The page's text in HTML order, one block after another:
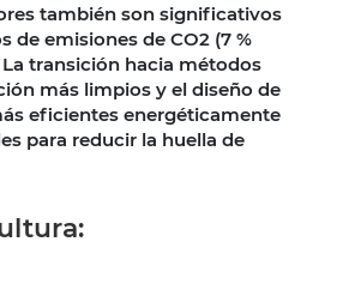
también son significativos
de emisiones de CO2 (7 %
transición hacia métodos
más limpios y el diseño de
eficientes energéticamente
para reducir la huella de